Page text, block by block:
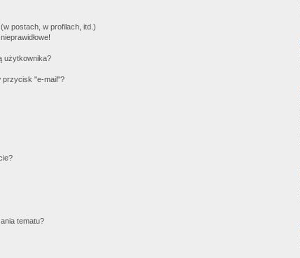
postach, w profilach, itd.)
użytkownika?
przycisk "e-mail"?
tematu?